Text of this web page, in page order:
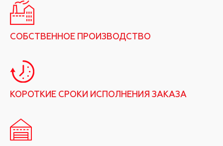
СОБСТВЕННОЕ ПРОИЗВОДСТВО
КОРОТКИЕ СРОКИ ИСПОЛНЕНИЯ ЗАКАЗА